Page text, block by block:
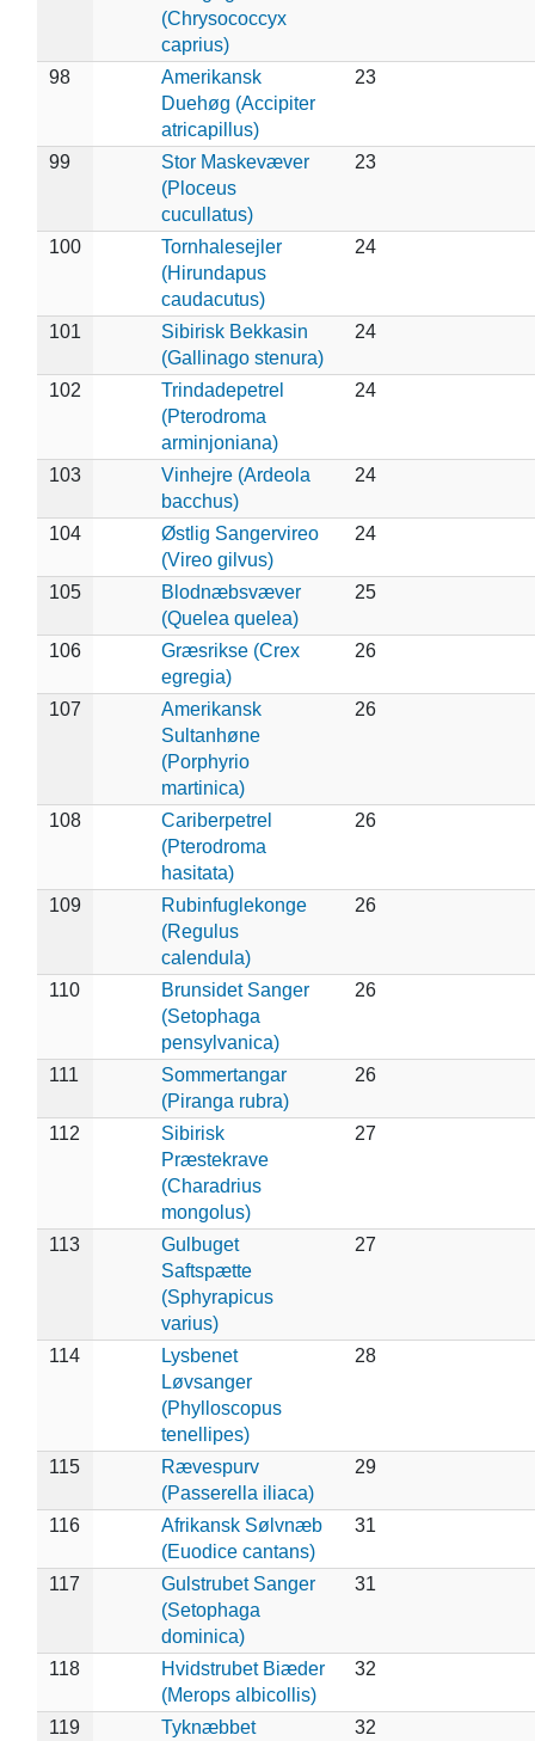
(Chrysococcyx
caprius)
98
Amerikansk
Duehøg (Accipiter
atricapillus)
23
99
Stor Maskevæver
(Ploceus
cucullatus)
23
100
Tornhalesejler
(Hirundapus
caudacutus)
24
101
Sibirisk Bekkasin
(Gallinago stenura)
24
102
Trindadepetrel
(Pterodroma
arminjoniana)
24
103
Vinhejre (Ardeola
bacchus)
24
104
Østlig Sangervireo
(Vireo gilvus)
24
105
Blodnæbsvæver
(Quelea quelea)
25
106
Græsrikse (Crex
egregia)
26
107
Amerikansk
Sultanhøne
(Porphyrio
martinica)
26
108
Cariberpetrel
(Pterodroma
hasitata)
26
109
Rubinfuglekonge
(Regulus
calendula)
26
110
Brunsidet Sanger
(Setophaga
pensylvanica)
26
111
Sommertangar
(Piranga rubra)
26
112
Sibirisk
Præstekrave
(Charadrius
mongolus)
27
113
Gulbuget
Saftspætte
(Sphyrapicus
varius)
27
114
Lysbenet
Løvsanger
(Phylloscopus
tenellipes)
28
115
Rævespurv
(Passerella iliaca)
29
116
Afrikansk Sølvnæb
(Euodice cantans)
31
117
Gulstrubet Sanger
(Setophaga
dominica)
31
118
Hvidstrubet Biæder
(Merops albicollis)
32
119
Tyknæbbet
32